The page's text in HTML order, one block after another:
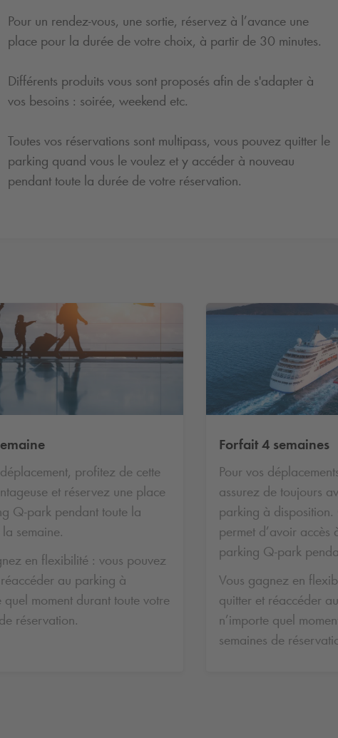
Pour un rendez-vous, une sortie, réservez à l’avance une
place pour la durée de votre choix, à partir de 30 minutes.
Différents produits vous sont proposés afin de s'adapter à
vos besoins : soirée, weekend etc.
Toutes vos réservations sont multipass, vous pouvez quitter le
parking quand vous le voulez et y accéder à nouveau
pendant toute la durée de votre réservation.
profitez de cette
et réservez une place
Q-park pendant toute la
semaine.
en flexibilité : vous pouvez
au parking à
quel moment durant toute votre
réservation.
Forfait 4 semaines
Pour vos
assurez de toujours
parking à disposition.
permet d’avoir accès
parking Q-park
Vous gagnez en
quitter et réaccéder
n’importe quel
semaines de